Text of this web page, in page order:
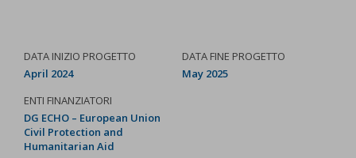
DATA INIZIO PROGETTO
April 2024
DATA FINE PROGETTO
May 2025
ENTI FINANZIATORI
DG ECHO – European Union
Civil Protection and
Humanitarian Aid